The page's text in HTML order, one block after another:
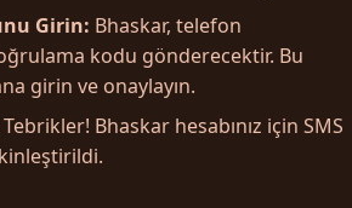
Girin: Bhaskar, telefon
kodu gönderecektir. Bu
girin ve onaylayın.
Tebrikler! Bhaskar hesabınız için SMS